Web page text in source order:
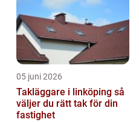
05 juni 2026
Takläggare i linköping så
väljer du rätt tak för din
fastighet